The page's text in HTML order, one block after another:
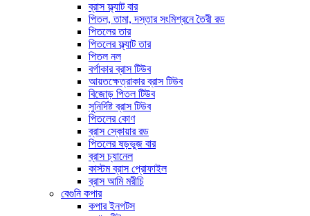
ব্রাস ফ্ল্যাট বার
পিতল, তামা, দস্তার সংমিশ্রনে তৈরী রড
পিতলের তার
পিতলের ফ্ল্যাট তার
পিতল নল
বর্গাকার ব্রাস টিউব
আয়তক্ষেত্রাকার ব্রাস টিউব
বিজোড় পিতল টিউব
সুনির্দিষ্ট ব্রাস টিউব
পিতলের কোণ
ব্রাস স্কোয়ার রড
পিতলের ষড়ভুজ বার
ব্রাস চ্যানেল
কাস্টম ব্রাস প্রোফাইল
ব্রাস আমি মরীচি
বেগুনি কপার
কপার ইনগটস